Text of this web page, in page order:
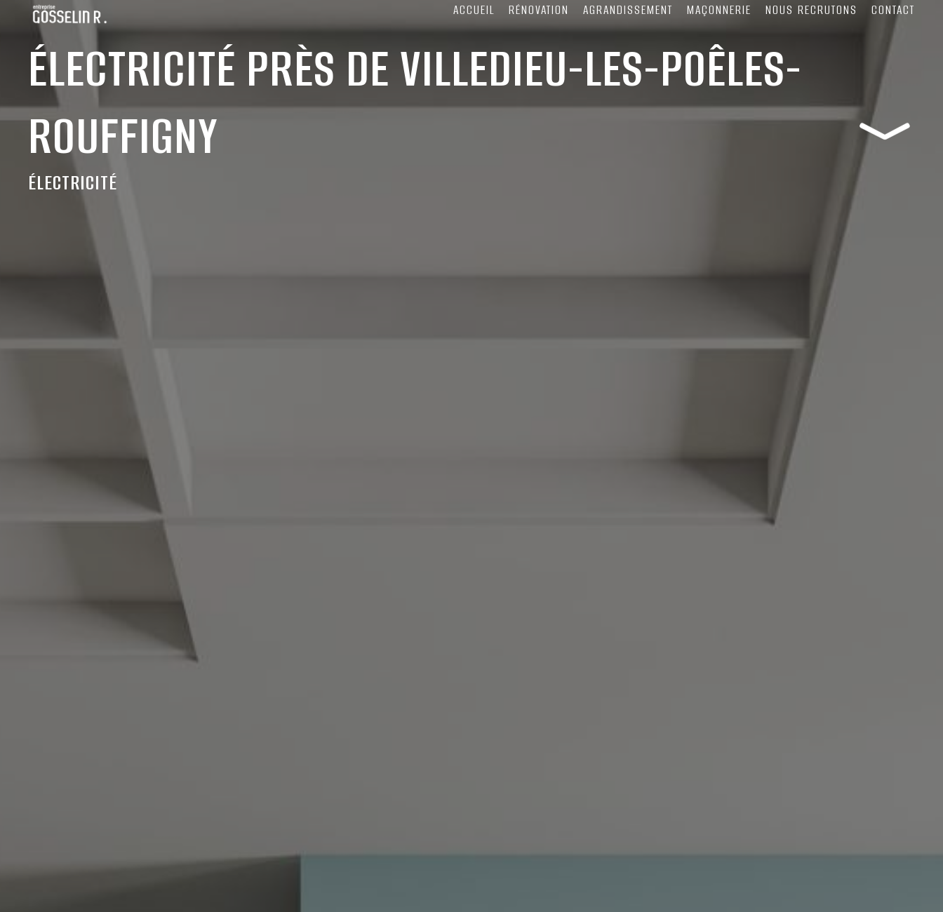
ACCUEIL RÉNOVATION AGRANDISSEMENT MAÇONNERIE NOUS RECRUTONS CONTACT
ÉLECTRICITÉ PRÈS DE VILLEDIEU-LES-POÊLES-
ROUFFIGNY
ÉLECTRICITÉ
Panneau de gestion des cookies